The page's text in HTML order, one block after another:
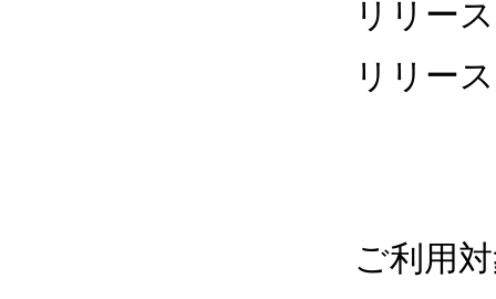
リリー
リリー
ご利用